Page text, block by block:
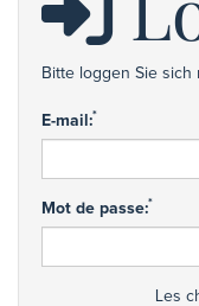
Bitte loggen Sie
E-mail:*
Mot de passe:*
Les